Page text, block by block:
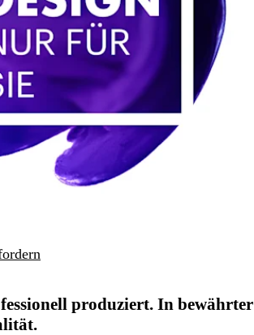
produziert. In bewährter